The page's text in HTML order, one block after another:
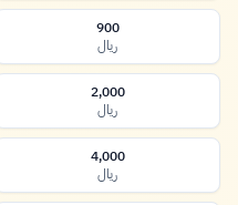
900
ريال
2,000
ريال
4,000
ريال